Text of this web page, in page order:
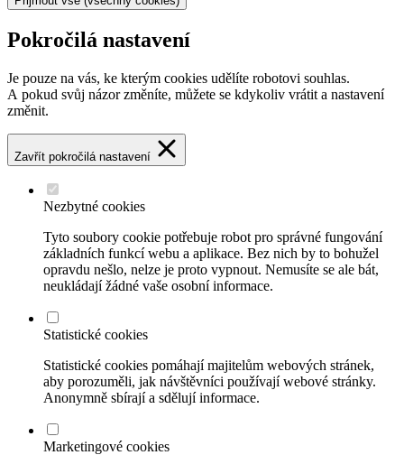
Pokročilá nastavení
Je pouze na vás, ke kterým cookies udělíte robotovi souhlas.
A pokud svůj názor změníte, můžete se kdykoliv vrátit a nastavení
změnit.
Zavřít pokročilá nastavení
Nezbytné cookies
Tyto soubory cookie potřebuje robot pro správné fungování
základních funkcí webu a aplikace. Bez nich by to bohužel
opravdu nešlo, nelze je proto vypnout. Nemusíte se ale bát,
neukládají žádné vaše osobní informace.
Statistické cookies
Statistické cookies pomáhají majitelům webových stránek,
aby porozuměli, jak návštěvníci používají webové stránky.
Anonymně sbírají a sdělují informace.
Marketingové cookies